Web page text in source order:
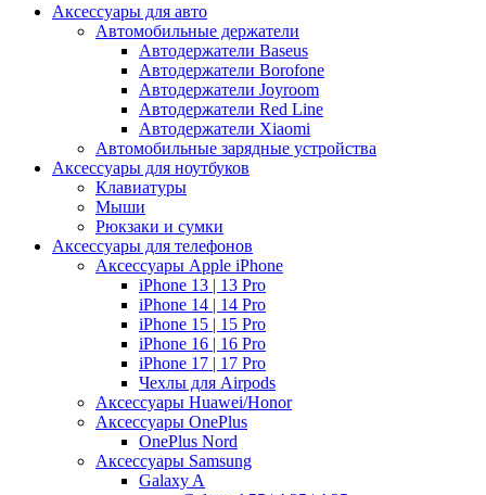
Аксессуары для авто
Автомобильные держатели
Автодержатели Baseus
Автодержатели Borofone
Автодержатели Joyroom
Автодержатели Red Line
Автодержатели Xiaomi
Автомобильные зарядные устройства
Аксессуары для ноутбуков
Клавиатуры
Мыши
Рюкзаки и сумки
Аксессуары для телефонов
Аксессуары Apple iPhone
iPhone 13 | 13 Pro
iPhone 14 | 14 Pro
iPhone 15 | 15 Pro
iPhone 16 | 16 Pro
iPhone 17 | 17 Pro
Чехлы для Airpods
Аксессуары Huawei/Honor
Аксессуары OnePlus
OnePlus Nord
Аксессуары Samsung
Galaxy A